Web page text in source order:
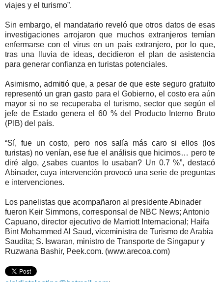
viajes y el turismo”.
Sin embargo, el man­datario reveló que otros datos de esas
investiga­ciones arrojaron que mu­chos extranjeros temían
enfermarse con el virus en un país extranjero, por lo que,
tras una lluvia de ideas, decidieron el plan de asistencia
para generar confianza en turistas potenciales.
Asimismo, admitió que, a pesar de que este seguro gratuito
representó un gran gasto para el Gobierno, el costo era aún
mayor si no se recuperaba el turismo, sec­tor que según el
jefe de Es­tado genera el 60 % del Pro­ducto Interno Bruto
(PIB) del país.
“Sí, fue un costo, pero nos salía más caro si ellos (los
turistas) no venían, ese fue el análisis que hi­cimos… pero te
diré algo, ¿sabes cuantos lo usaban? Un 0.7 %”, destacó
Abina­der, cuya intervención pro­vocó una serie de preguntas
e intervenciones.
Los panelistas que acompañaron al presi­dente Abinader
fueron Keir Simmons, corres­ponsal de NBC News; Antonio
Capuano, di­rector ejecutivo de Ma­rriott Internacional; Haifa
Bint Mohammed Al Saud, viceministra de Turismo de Arabia
Sau­dita; S. Iswaran, minis­tro de Transporte de Sin­gapur y
Ruzwana Bas­hir, Peek.com. (www.arecoa.com)